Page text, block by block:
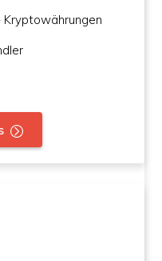
Kryptowährungen